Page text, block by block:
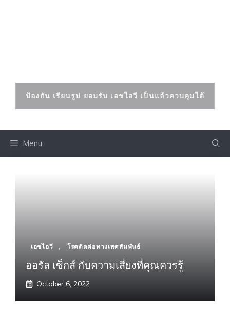
ป้องกัน เรียนรูป ยอมรับ เอชไอวี เป็นแล้วควบคุมได้
Menu
เอชไอวี , โรคติดต่อทางเพศสัมพันธ์
ออรัล เซ็กส์ กับความเสี่ยงที่คุณควรรู้
October 6, 2022